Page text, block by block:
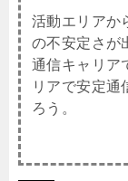
活動エリアか
の不安定さが
通信キャリア
リアで安定通
ろう。